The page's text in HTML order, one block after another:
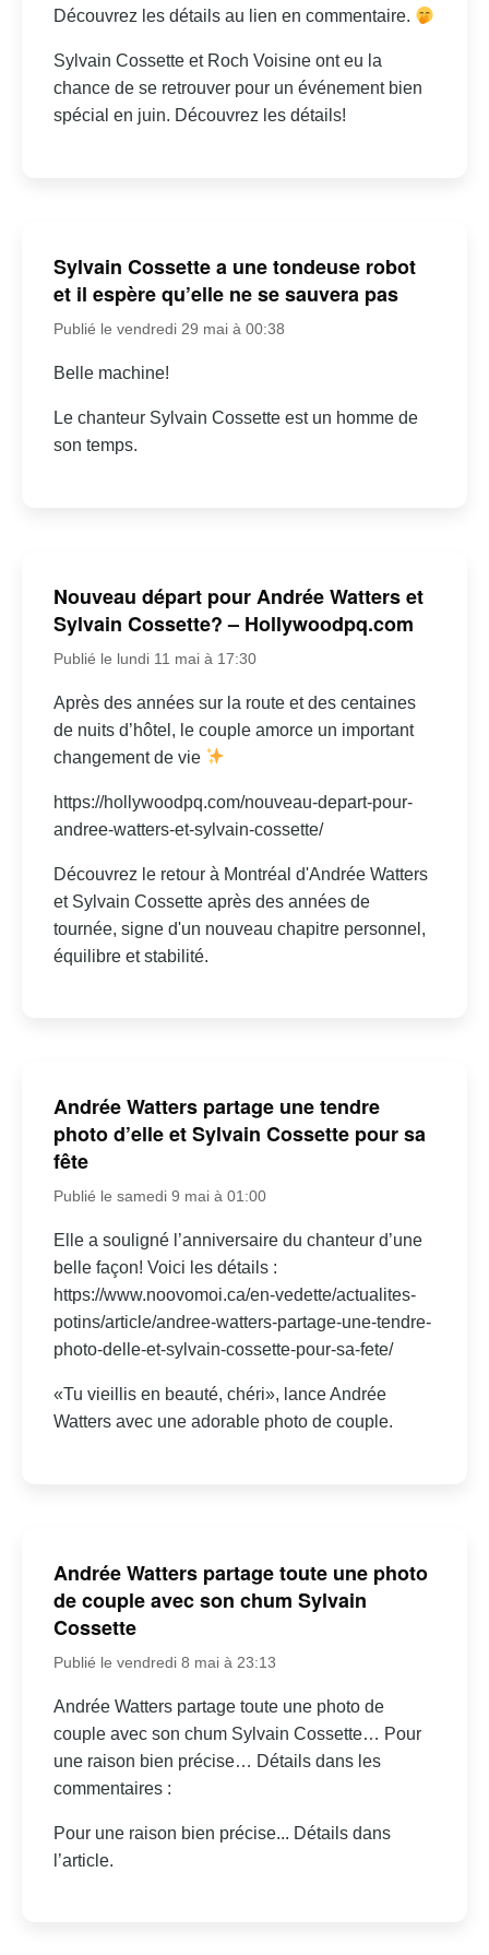
Découvrez les détails au lien en commentaire.
Sylvain Cossette et Roch Voisine ont eu la
chance de se retrouver pour un événement bien
spécial en juin. Découvrez les détails!
Sylvain Cossette a une tondeuse robot
et il espère qu’elle ne se sauvera pas
Publié le vendredi 29 mai à 00:38
Belle machine!
Le chanteur Sylvain Cossette est un homme de
son temps.
Nouveau départ pour Andrée Watters et
Sylvain Cossette? – Hollywoodpq.com
Publié le lundi 11 mai à 17:30
Après des années sur la route et des centaines
de nuits d’hôtel, le couple amorce un important
changement de vie
https://hollywoodpq.com/nouveau-depart-pour-
andree-watters-et-sylvain-cossette/
Découvrez le retour à Montréal d'Andrée Watters
et Sylvain Cossette après des années de
tournée, signe d'un nouveau chapitre personnel,
équilibre et stabilité.
Andrée Watters partage une tendre
photo d’elle et Sylvain Cossette pour sa
fête
Publié le samedi 9 mai à 01:00
Elle a souligné l’anniversaire du chanteur d’une
belle façon! Voici les détails :
https://www.noovomoi.ca/en-vedette/actualites-
potins/article/andree-watters-partage-une-tendre-
photo-delle-et-sylvain-cossette-pour-sa-fete/
«Tu vieillis en beauté, chéri», lance Andrée
Watters avec une adorable photo de couple.
Andrée Watters partage toute une photo
de couple avec son chum Sylvain
Cossette
Publié le vendredi 8 mai à 23:13
Andrée Watters partage toute une photo de
couple avec son chum Sylvain Cossette… Pour
une raison bien précise… Détails dans les
commentaires :
Pour une raison bien précise... Détails dans
l’article.